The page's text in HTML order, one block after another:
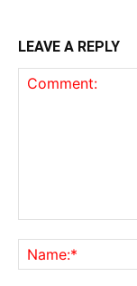
LEAVE A REPLY